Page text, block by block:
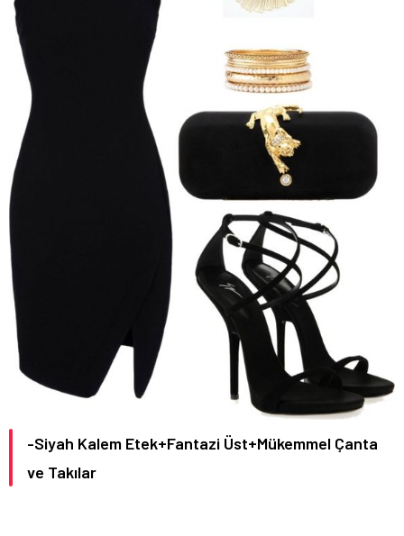
-Siyah Kalem Etek+Fantazi Üst+Mükemmel Çanta
ve Takılar